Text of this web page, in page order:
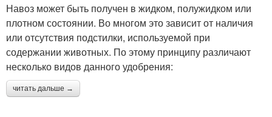
Навоз может быть получен в жидком, полужидком или
плотном состоянии. Во многом это зависит от наличия
или отсутствия подстилки, используемой при
содержании животных. По этому принципу различают
несколько видов данного удобрения:
читать дальше →